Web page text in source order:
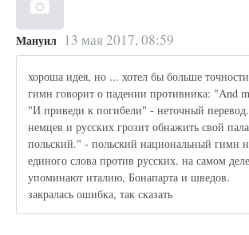
Мануил 13 мая 2017, 08:59
хороша идея, но ... хотел бы больше
гимн говорит о падении противника: "And
"И приведи к погибели" - неточный
немцев и русских грозит обнажить свой
польский." - польский национальный гимн
единого слова против русских. на самом
упоминают италию, Бонапарта и шведов.
закралась ошибка, так сказать